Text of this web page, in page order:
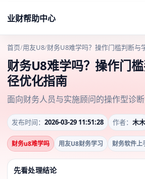
业财帮助中心
首页/用友U8/财务U8难学吗？操作门槛判断与
财务U8难学吗？操作门
径优化指南
面向财务人员与实施顾问的操作型诊
发布时间： 2026-03-29 11:51:28 作者： 木木
财务u8难学吗 用友U8财务学习 财务软件上
先看处理结论